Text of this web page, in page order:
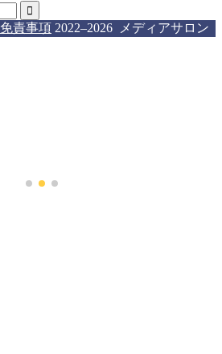
免責事項 2022–2026 メディアサロン